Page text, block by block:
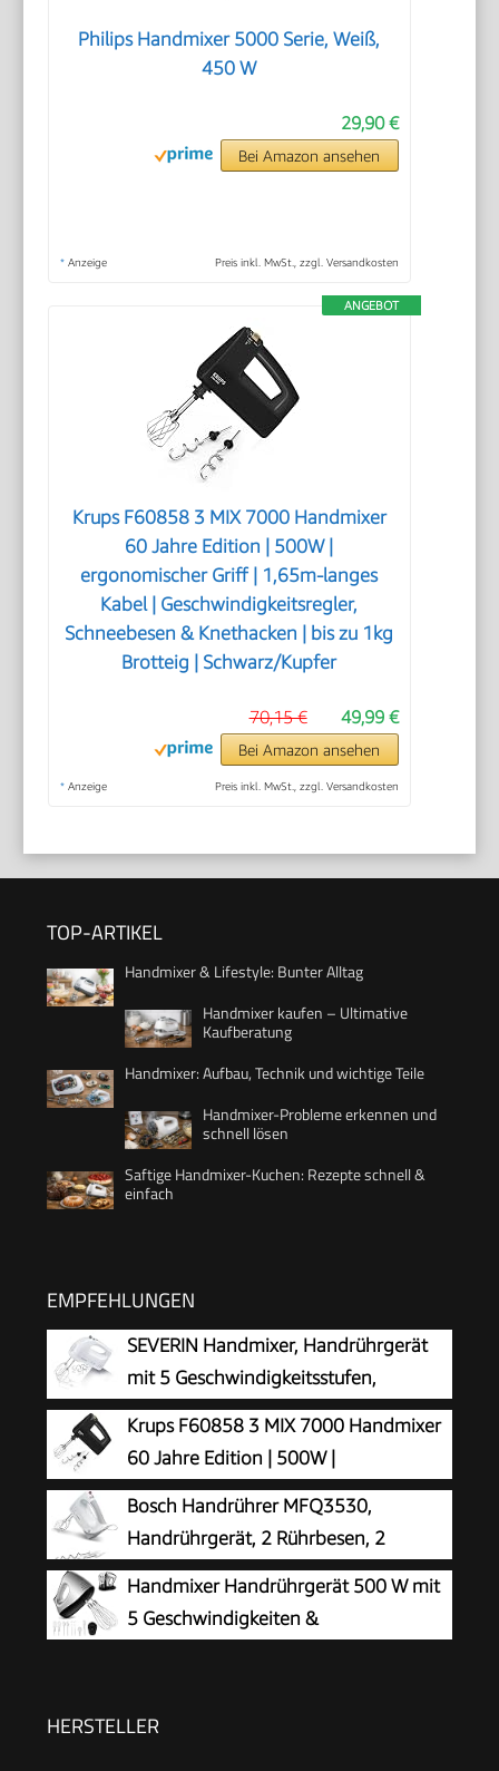
Philips Handmixer 5000 Serie, Weiß,
450 W
29,90 €
Bei Amazon ansehen
* Anzeige Preis inkl. MwSt., zzgl. Versandkosten
ANGEBOT
Krups F60858 3 MIX 7000 Handmixer
60 Jahre Edition | 500W |
ergonomischer Griff | 1,65m-langes
Kabel | Geschwindigkeitsregler,
Schneebesen & Knethacken | bis zu 1kg
Brotteig | Schwarz/Kupfer
49,99 €
70,15 €
Bei Amazon ansehen
* Anzeige Preis inkl. MwSt., zzgl. Versandkosten
TOP-ARTIKEL
Handmixer & Lifestyle: Bunter Alltag
Handmixer kaufen – Ultimative
Kaufberatung
Handmixer: Aufbau, Technik und wichtige Teile
Handmixer-Probleme erkennen und
schnell lösen
Saftige Handmixer-Kuchen: Rezepte schnell &
einfach
EMPFEHLUNGEN
SEVERIN Handmixer, Handrührgerät
mit 5 Geschwindigkeitsstufen,
praktischer Handrührer mit 2
Edelstahl-Rührbesen und -Knethaken, weiß, HM
3820
Krups F60858 3 MIX 7000 Handmixer
60 Jahre Edition | 500W |
ergonomischer Griff | 1,65m-langes
Kabel | Geschwindigkeitsregler, Schneebesen &
Knethacken | bis zu 1kg Brotteig |
Schwarz/Kupfer
Bosch Handrührer MFQ3530,
Handrührgerät, 2 Rührbesen, 2
Edelstahl-
Knethaken,spülmaschinengeeignet, 5 Stufen,
450 W, weiß
Handmixer Handrührgerät 500 W mit
5 Geschwindigkeiten &
HERSTELLER